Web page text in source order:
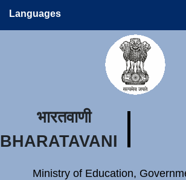
Languages
भारतवाणी
BHARATAVANI
Ministry of Education,